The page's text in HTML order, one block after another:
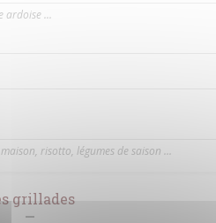
ardoise ...
risotto, légumes de saison ...
grillades